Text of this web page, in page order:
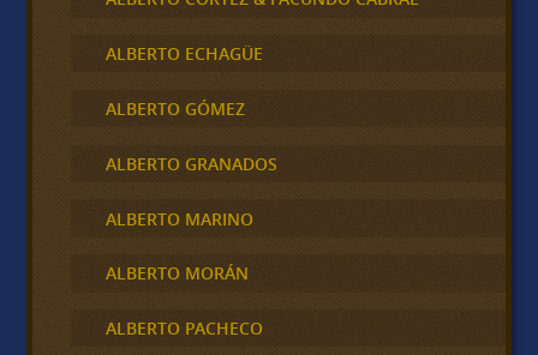
ALBERTO ECHAGÜE
ALBERTO GÓMEZ
ALBERTO GRANADOS
ALBERTO MARINO
ALBERTO MORÁN
ALBERTO PACHECO